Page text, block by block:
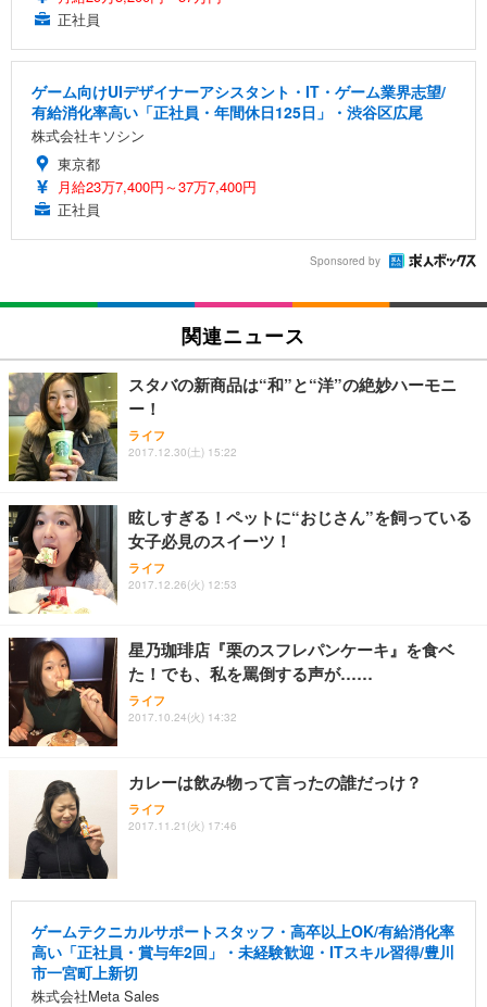
正社員
ゲーム向けUIデザイナーアシスタント・IT・ゲーム業界志望/
有給消化率高い「正社員・年間休日125日」・渋谷区広尾
株式会社キソシン
東京都
月給23万7,400円～37万7,400円
正社員
Sponsored by
関連ニュース
スタバの新商品は“和”と“洋”の絶妙ハーモニ
ー！
ライフ
2017.12.30(土) 15:22
眩しすぎる！ペットに“おじさん”を飼っている
女子必見のスイーツ！
ライフ
2017.12.26(火) 12:53
星乃珈琲店『栗のスフレパンケーキ』を食ベ
た！でも、私を罵倒する声が……
ライフ
2017.10.24(火) 14:32
カレーは飲み物って言ったの誰だっけ？
ライフ
2017.11.21(火) 17:46
ゲームテクニカルサポートスタッフ・高卒以上OK/有給消化率
高い「正社員・賞与年2回」・未経験歓迎・ITスキル習得/豊川
市一宮町上新切
株式会社Meta Sales